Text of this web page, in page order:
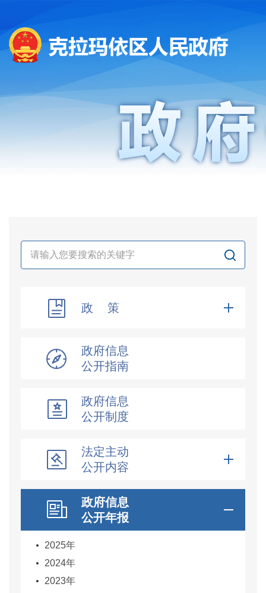
政 策
政府信息
公开指南
政府信息
公开制度
法定主动
公开内容
政府信息
公开年报
2025年
2024年
2023年